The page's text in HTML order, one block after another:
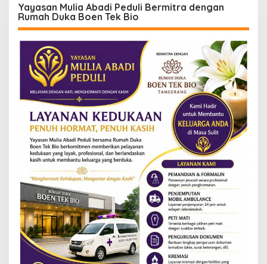
Yayasan Mulia Abadi Peduli Bermitra dengan
Rumah Duka Boen Tek Bio